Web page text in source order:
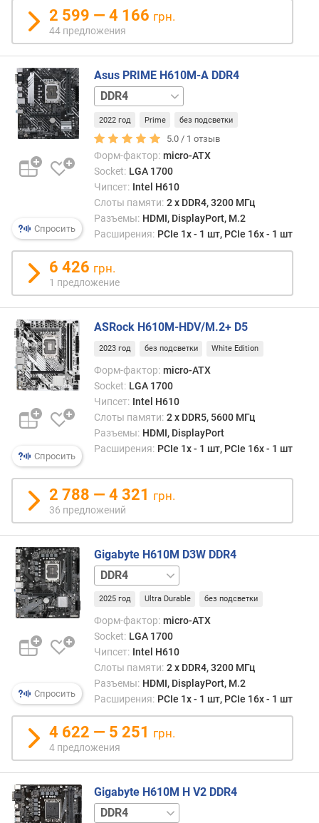
д
а
т
е
д
о
б
а
н
о
к
о
л
и
ч
с
т
у
п
е
о
ж
е
н
и
й
з
ы
и
а
н
и
я
2 599 — 4 166 грн.
44 предложения
Спросить
Asus PRIME H610M-A DDR4
DDR4
+
Wi-
FiDDR5
2022 год Prime без подсветки
5.0 / 1 отзыв
Форм-фактор: micro-ATX
Socket: LGA 1700
Чипсет: Intel H610
Слоты памяти: 2 х DDR4, 3200 МГц
Разъемы: HDMI, DisplayPort, M.2
Расширения: PCIe 1x - 1 шт, PCIe 16x - 1 шт
6 426 грн.
1 предложение
Спросить
ASRock H610M-HDV/M.2+ D5
2023 год без подсветки White Edition
Форм-фактор: micro-ATX
Socket: LGA 1700
Чипсет: Intel H610
Слоты памяти: 2 х DDR5, 5600 МГц
Разъемы: HDMI, DisplayPort
Расширения: PCIe 1x - 1 шт, PCIe 16x - 1 шт
2 788 — 4 321 грн.
36 предложений
Спросить
Gigabyte H610M D3W DDR4
DDR5
2025 год Ultra Durable без подсветки
Форм-фактор: micro-ATX
Socket: LGA 1700
Чипсет: Intel H610
Слоты памяти: 2 х DDR4, 3200 МГц
Разъемы: HDMI, DisplayPort, M.2
Расширения: PCIe 1x - 1 шт, PCIe 16x - 1 шт
4 622 — 5 251 грн.
4 предложения
Gigabyte H610M H V2 DDR4
DDR5